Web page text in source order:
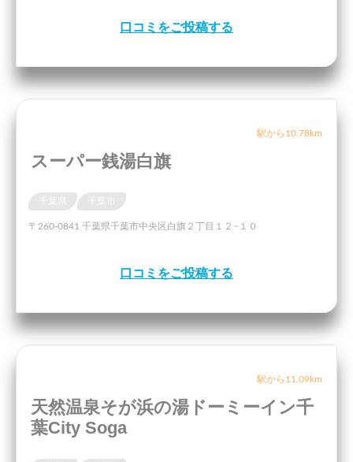
口コミをご投稿する
駅から10.78km
スーパー銭湯白旗
千葉県 千葉市
〒260-0841 千葉県千葉市中央区白旗２丁目１２−１０
口コミをご投稿する
駅から11.09km
天然温泉そが浜の湯ドーミーイン千
葉City Soga